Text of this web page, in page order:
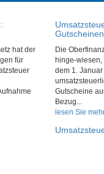
hat der
für
Gutscheinen
Die
hinge-
dem 1.
Gutscheine
Bezug...
lesen Sie